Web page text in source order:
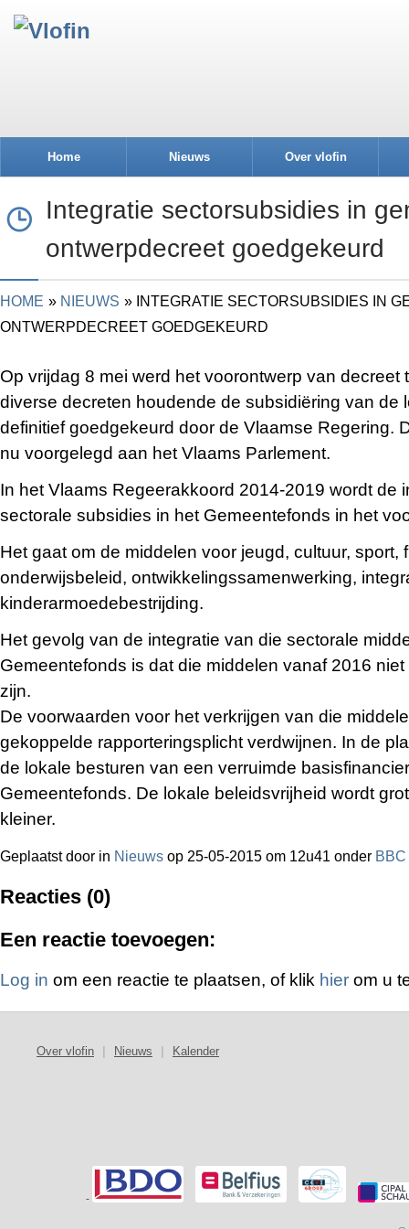
Home Nieuws Over vlofin
Integratie sectorsubsidies in
ontwerpdecreet goedgekeurd
HOME NIEUWS
INTEGRATIE SECTORSUBSIDIES IN
ONTWERPDECREET GOEDGEKEURD
Op vrijdag 8 mei werd het voorontwerp van decreet
diverse decreten houdende de subsidiëring van de
definitief goedgekeurd door de Vlaamse Regering.
nu voorgelegd aan het Vlaams Parlement.
In het Vlaams Regeerakkoord 2014-2019 wordt de
sectorale subsidies in het Gemeentefonds in het
Het gaat om de middelen voor jeugd, cultuur, sport,
onderwijsbeleid, ontwikkelingssamenwerking,
kinderarmoedebestrijding.
Het gevolg van de integratie van die sectorale
Gemeentefonds is dat die middelen vanaf 2016
zijn.
De voorwaarden voor het verkrijgen van die
gekoppelde rapporteringsplicht verdwijnen. In de
de lokale besturen van een verruimde
Gemeentefonds. De lokale beleidsvrijheid wordt
kleiner.
Geplaatst door in Nieuws op 25-05-2015 om 12u41 onder BBC
Reacties (0)
Een reactie toevoegen:
Log in om een reactie te plaatsen, of klik hier om u
Over vlofin Nieuws Kalender
-